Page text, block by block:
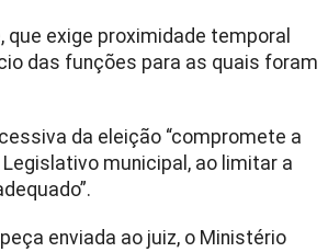
que exige proximidade temporal
das funções para as quais foram
da eleição “compromete a
municipal, ao limitar a
enviada ao juiz, o Ministério